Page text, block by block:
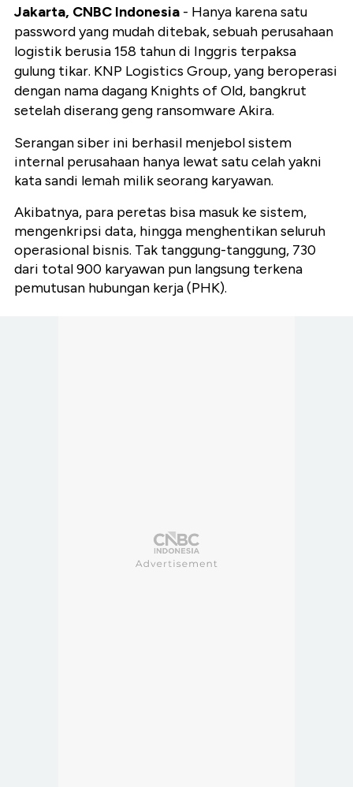
Jakarta, CNBC Indonesia - Hanya karena satu
password yang mudah ditebak, sebuah perusahaan
logistik berusia 158 tahun di Inggris terpaksa
gulung tikar. KNP Logistics Group, yang beroperasi
dengan nama dagang Knights of Old, bangkrut
setelah diserang geng ransomware Akira.
Serangan siber ini berhasil menjebol sistem
internal perusahaan hanya lewat satu celah yakni
kata sandi lemah milik seorang karyawan.
Akibatnya, para peretas bisa masuk ke sistem,
mengenkripsi data, hingga menghentikan seluruh
operasional bisnis. Tak tanggung-tanggung, 730
dari total 900 karyawan pun langsung terkena
pemutusan hubungan kerja (PHK).